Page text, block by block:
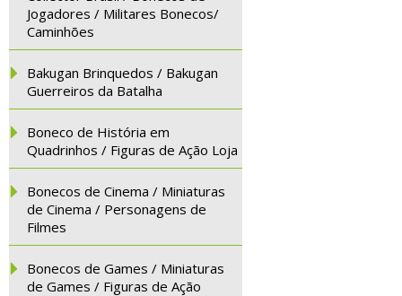
Jogadores / Militares Bonecos/
Caminhões
Bakugan Brinquedos / Bakugan
Guerreiros da Batalha
Boneco de História em
Quadrinhos / Figuras de Ação Loja
Bonecos de Cinema / Miniaturas
de Cinema / Personagens de
Filmes
Bonecos de Games / Miniaturas
de Games / Figuras de Ação